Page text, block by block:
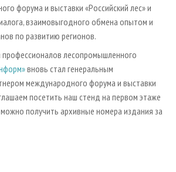
форума и выставки «Российский лес» и
взаимовыгодного обмена опытом и
по развитию регионов.
лесопромышленного
вновь стал генеральным
международного форума и выставки
посетить наш стенд на первом этаже
получить архивные номера издания за